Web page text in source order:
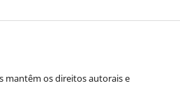
mantêm os direitos autorais e